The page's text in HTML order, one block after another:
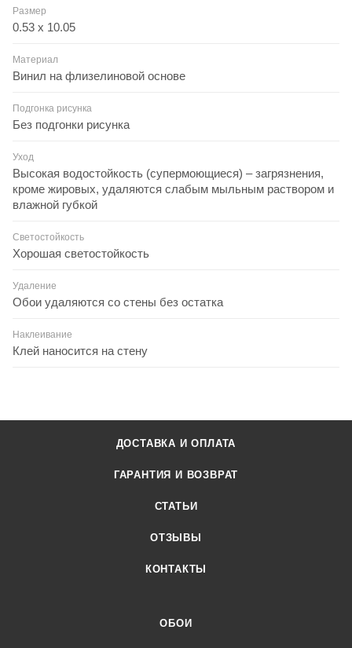
Размер
0.53 x 10.05
Материал
Винил на флизелиновой основе
Подгонка рисунка
Без подгонки рисунка
Уход
Высокая водостойкость (супермоющиеся) – загрязнения,
кроме жировых, удаляются слабым мыльным раствором и
влажной губкой
Светостойкость
Хорошая светостойкость
Удаление
Обои удаляются со стены без остатка
Наклеивание
Клей наносится на стену
ДОСТАВКА И ОПЛАТА
ГАРАНТИЯ И ВОЗВРАТ
СТАТЬИ
ОТЗЫВЫ
КОНТАКТЫ
ОБОИ